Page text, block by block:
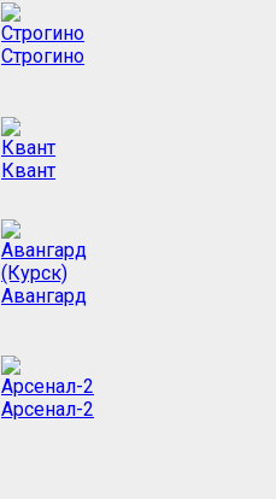
Строгино
Квант
Авангард
Арсенал-2